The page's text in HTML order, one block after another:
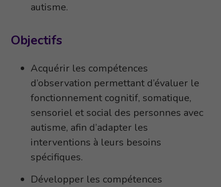
autisme.
Objectifs
Acquérir les compétences
d’observation permettant d’évaluer le
fonctionnement cognitif, somatique,
sensoriel et social des personnes avec
autisme, afin d’adapter les
interventions à leurs besoins
spécifiques.
Développer les compétences